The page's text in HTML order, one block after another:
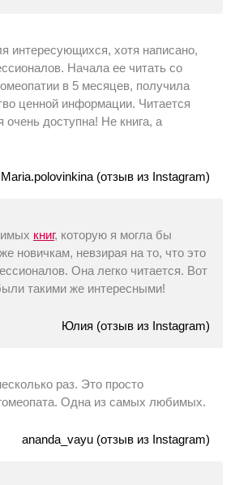
интересующихся, хотя написано,
Начала ее читать со
в 5 месяцев, получила
ценной информации. Читается
очень доступна! Не книга, а
Maria.polovinkina (отзыв из Instagram)
книг, которую я могла бы
новичкам, невзирая на то, что это
Она легко читается. Вот
такими же интересными!
Юлия (отзыв из Instagram)
раз. Это просто
гомеопата. Одна из самых любимых.
ananda_vayu (отзыв из Instagram)